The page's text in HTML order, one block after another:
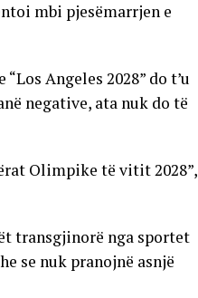
mbi pjesëmarrjen e
Angeles 2028” do t’u
negative, ata nuk do të
Olimpike të vitit 2028”,
transgjinorë nga sportet
se nuk pranojnë asnjë